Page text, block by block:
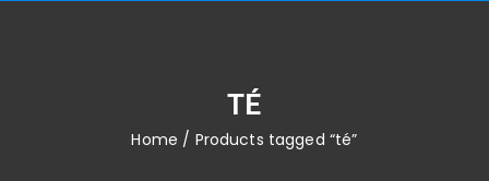
TÉ
Home / Products tagged “té”